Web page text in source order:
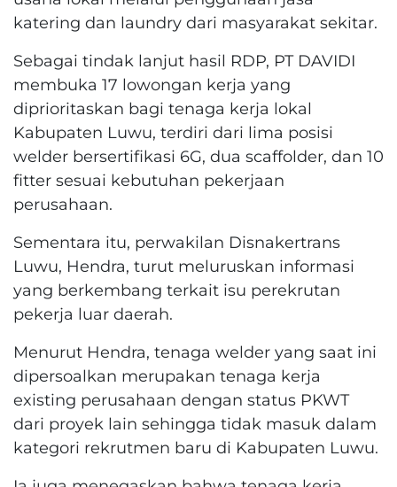
katering dan laundry dari masyarakat sekitar.
Sebagai tindak lanjut hasil RDP, PT DAVIDI
membuka 17 lowongan kerja yang
diprioritaskan bagi tenaga kerja lokal
Kabupaten Luwu, terdiri dari lima posisi
welder bersertifikasi 6G, dua scaffolder, dan 10
fitter sesuai kebutuhan pekerjaan
perusahaan.
Sementara itu, perwakilan Disnakertrans
Luwu, Hendra, turut meluruskan informasi
yang berkembang terkait isu perekrutan
pekerja luar daerah.
Menurut Hendra, tenaga welder yang saat ini
dipersoalkan merupakan tenaga kerja
existing perusahaan dengan status PKWT
dari proyek lain sehingga tidak masuk dalam
kategori rekrutmen baru di Kabupaten Luwu.